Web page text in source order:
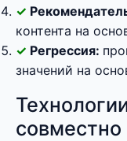
контента на
Регрессия:
значений на
совместно